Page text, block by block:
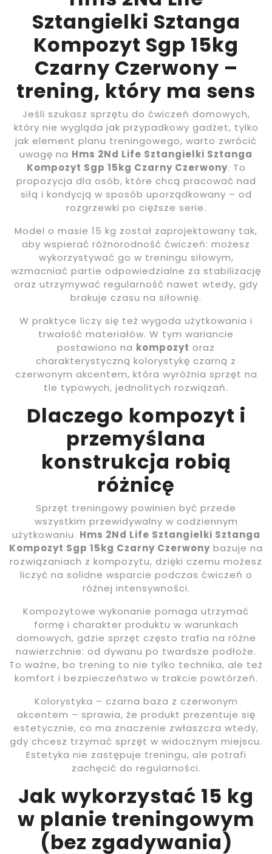
Sztangielki Sztanga
Kompozyt Sgp 15kg
Czarny Czerwony –
trening, który ma sens
Jeśli szukasz sprzętu do ćwiczeń domowych,
który nie wygląda jak przypadkowy gadżet, tylko
jak element planu treningowego, warto zwrócić
uwagę na Hms 2Nd Life Sztangielki Sztanga
Kompozyt Sgp 15kg Czarny Czerwony. To
propozycja dla osób, które chcą pracować nad
siłą i kondycją w sposób uporządkowany – od
rozgrzewki po cięższe serie.
Model o masie 15 kg został zaprojektowany tak,
aby wspierać różnorodność ćwiczeń: możesz
wykorzystywać go w treningu siłowym,
wzmacniać partie odpowiedzialne za stabilizację
oraz utrzymywać regularność nawet wtedy, gdy
brakuje czasu na siłownię.
W praktyce liczy się też wygoda użytkowania i
trwałość materiałów. W tym wariancie
postawiono na kompozyt oraz
charakterystyczną kolorystykę czarną z
czerwonym akcentem, która wyróżnia sprzęt na
tle typowych, jednolitych rozwiązań.
Dlaczego kompozyt i
przemyślana
konstrukcja robią
różnicę
Sprzęt treningowy powinien być przede
wszystkim przewidywalny w codziennym
użytkowaniu. Hms 2Nd Life Sztangielki Sztanga
Kompozyt Sgp 15kg Czarny Czerwony bazuje na
rozwiązaniach z kompozytu, dzięki czemu możesz
liczyć na solidne wsparcie podczas ćwiczeń o
różnej intensywności.
Kompozytowe wykonanie pomaga utrzymać
formę i charakter produktu w warunkach
domowych, gdzie sprzęt często trafia na różne
nawierzchnie: od dywanu po twardsze podłoże.
To ważne, bo trening to nie tylko technika, ale też
komfort i bezpieczeństwo w trakcie powtórzeń.
Kolorystyka – czarna baza z czerwonym
akcentem – sprawia, że produkt prezentuje się
estetycznie, co ma znaczenie zwłaszcza wtedy,
gdy chcesz trzymać sprzęt w widocznym miejscu.
Estetyka nie zastępuje treningu, ale potrafi
zachęcić do regularności.
Jak wykorzystać 15 kg
w planie treningowym
(bez zgadywania)